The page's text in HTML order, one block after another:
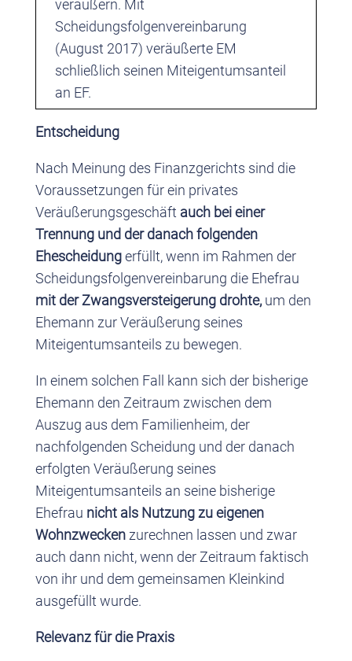
veräußern. Mit
Scheidungsfolgenvereinbarung
(August 2017) veräußerte EM
schließlich seinen Miteigentumsanteil
an EF.
Entscheidung
Nach Meinung des Finanzgerichts sind die
Voraussetzungen für ein privates
Veräußerungsgeschäft auch bei einer
Trennung und der danach folgenden
Ehescheidungerfüllt, wenn im Rahmen der
Scheidungsfolgenvereinbarung die Ehefrau
mit der Zwangsversteigerung drohte,um den
Ehemann zur Veräußerung seines
Miteigentumsanteils zu bewegen.
In einem solchen Fall kann sich der bisherige
Ehemann den Zeitraum zwischen dem
Auszug aus dem Familienheim, der
nachfolgenden Scheidung und der danach
erfolgten Veräußerung seines
Miteigentumsanteils an seine bisherige
Ehefrau nicht als Nutzung zu eigenen
Wohnzweckenzurechnen lassen und zwar
auch dann nicht, wenn der Zeitraum faktisch
von ihr und dem gemeinsamen Kleinkind
ausgefüllt wurde.
Relevanz für die Praxis